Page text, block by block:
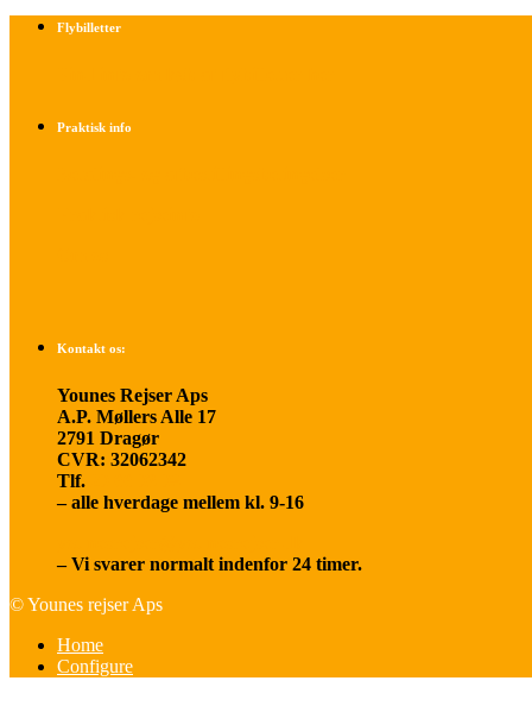
Flybilletter
Praktisk info
Kontakt os:
Younes Rejser Aps
A.P. Møllers Alle 17
2791 Dragør
CVR: 32062342
Tlf.
– alle hverdage mellem kl. 9-16
– Vi svarer normalt indenfor 24 timer.
© Younes rejser Aps
Home
Configure